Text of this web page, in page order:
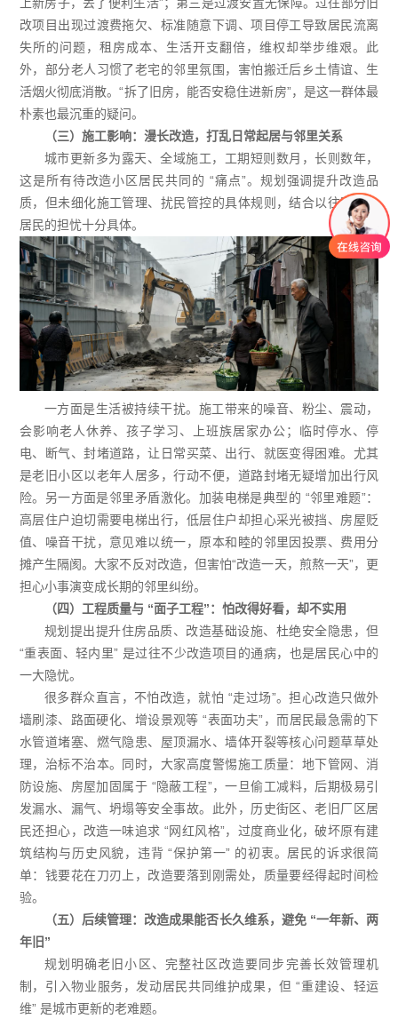
改项目出现过渡费拖欠、标准随意下调、项目停工导致居民流离
失所的问题，租房成本、生活开支翻倍，维权却举步维艰。此
外，部分老人习惯了老宅的邻里氛围，害怕搬迁后乡土情谊、生
活烟火彻底消散。“拆了旧房，能否安稳住进新房”，是这一群体最
朴素也最沉重的疑问。
（三）施工影响：漫长改造，打乱日常起居与邻里关系
城市更新多为露天、全域施工，工期短则数月，长则数年，
这是所有待改造小区居民共同的 “痛点”。规划强调提升改造品
质，但未细化施工管理、扰民管控的具体规则，结合以往案例，
居民的担忧十分具体。
一方面是生活被持续干扰。施工带来的噪音、粉尘、震动，
会影响老人休养、孩子学习、上班族居家办公；临时停水、停
电、断气、封堵道路，让日常买菜、出行、就医变得困难。尤其
是老旧小区以老年人居多，行动不便，道路封堵无疑增加出行风
险。另一方面是邻里矛盾激化。加装电梯是典型的 “邻里难题”：
高层住户迫切需要电梯出行，低层住户却担心采光被挡、房屋贬
值、噪音干扰，意见难以统一，原本和睦的邻里因投票、费用分
摊产生隔阂。大家不反对改造，但害怕“改造一天，煎熬一天”，更
担心小事演变成长期的邻里纠纷。
（四）工程质量与 “面子工程”：怕改得好看，却不实用
规划提出提升住房品质、改造基础设施、杜绝安全隐患，但
“重表面、轻内里” 是过往不少改造项目的通病，也是居民心中的
一大隐忧。
很多群众直言，不怕改造，就怕 “走过场”。担心改造只做外
墙刷漆、路面硬化、增设景观等 “表面功夫”，而居民最急需的下
水管道堵塞、燃气隐患、屋顶漏水、墙体开裂等核心问题草草处
理，治标不治本。同时，大家高度警惕施工质量：地下管网、消
防设施、房屋加固属于 “隐蔽工程”，一旦偷工减料，后期极易引
发漏水、漏气、坍塌等安全事故。此外，历史街区、老旧厂区居
民还担心，改造一味追求 “网红风格”，过度商业化，破坏原有建
筑结构与历史风貌，违背 “保护第一” 的初衷。居民的诉求很简
单：钱要花在刀刃上，改造要落到刚需处，质量要经得起时间检
验。
（五）后续管理：改造成果能否长久维系，避免 “一年新、两
年旧”
规划明确老旧小区、完整社区改造要同步完善长效管理机
制，引入物业服务，发动居民共同维护成果，但 “重建设、轻运
维” 是城市更新的老难题。